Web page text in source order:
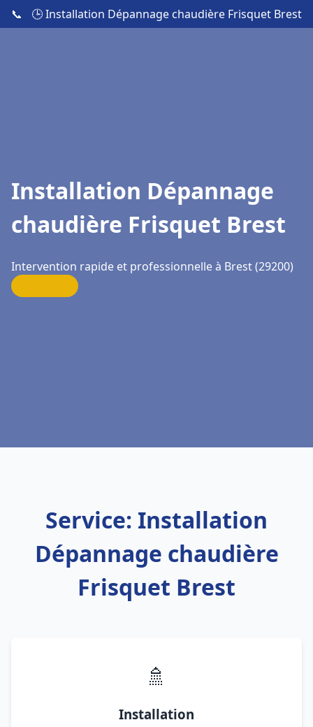
📞 🕒 Installation Dépannage chaudière Frisquet Brest
Installation Dépannage
chaudière Frisquet Brest
Intervention rapide et professionnelle à Brest (29200)
Service: Installation
Dépannage chaudière
Frisquet Brest
🚿
Installation